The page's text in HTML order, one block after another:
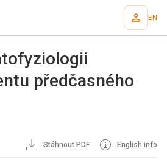
EN
předčasného
Stáhnout PDF English info